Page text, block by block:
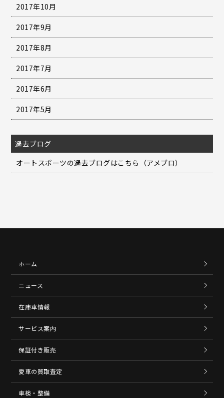
2017年10月
2017年9月
2017年8月
2017年7月
2017年6月
2017年5月
過去ブログ
オートスポーツの過去ブログはこちら（アメブロ）
ホーム
ニュース
在庫車情報
サービス案内
保証付き販売
愛車の買取査定
車検・整備